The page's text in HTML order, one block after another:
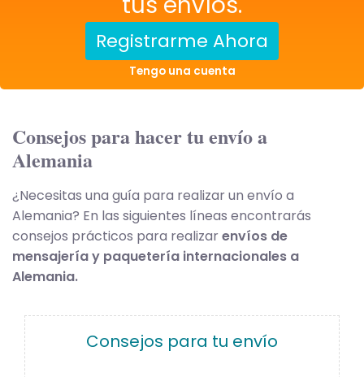
Registrarme Ahora
Tengo una cuenta
Consejos para hacer tu envío a
Alemania
¿Necesitas una guía para realizar un envío a
Alemania? En las siguientes líneas encontrarás
consejos prácticos para realizarenvíos de
mensajería y paquetería internacionales a
Alemania.
Consejos para tu envío